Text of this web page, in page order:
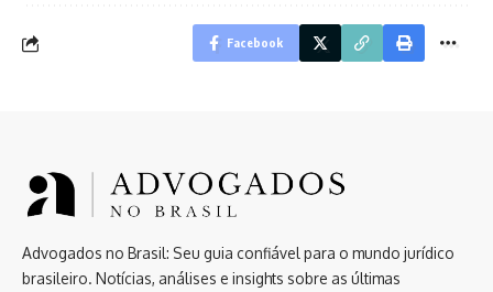
Facebook
Advogados no Brasil: Seu guia confiável para o mundo jurídico
brasileiro. Notícias, análises e insights sobre as últimas